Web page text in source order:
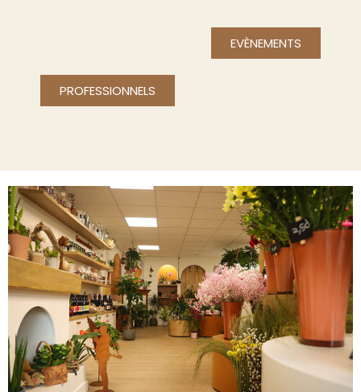
EVÈNEMENTS
PROFESSIONNELS